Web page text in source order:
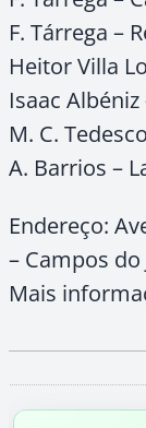
F. Tárrega –
Heitor Villa
Isaac
M. C.
A. Barrios –
Endereço:
– Campos do
Mais